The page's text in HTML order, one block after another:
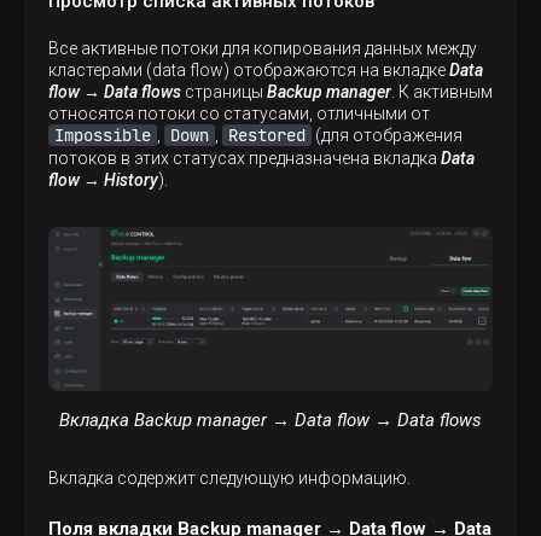
Все активные потоки для копирования данных между
кластерами (data flow) отображаются на вкладкеData
flow → Data flows страницы Backup manager . К активным
относятся потоки со статусами, отличными от
Impossible Down Restored (для отображения
потоков в этих статусах предназначена вкладка Data
flow → History).
Вкладка Backup manager → Data flow → Data flows
Вкладка содержит следующую информацию.
Поля вкладки Backup manager → Data flow → Data